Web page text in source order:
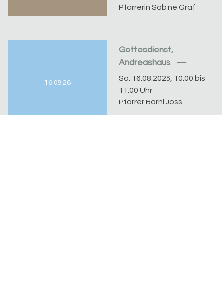
Pfarrerin Sabine Graf
16.08.26
Gottesdienst,
Andreashaus
So. 16.08.2026, 10.00 bis
11.00 Uhr
Pfarrer Bärni Joss